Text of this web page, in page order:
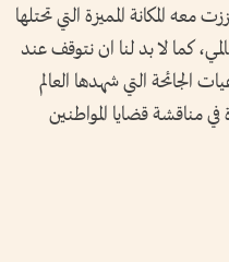
المكانة المميزة التي تحتلها
كما لا بد لنا ان نتوقف عند
الجائحة التي شهدها العالم
مناقشة قضايا المواطنين